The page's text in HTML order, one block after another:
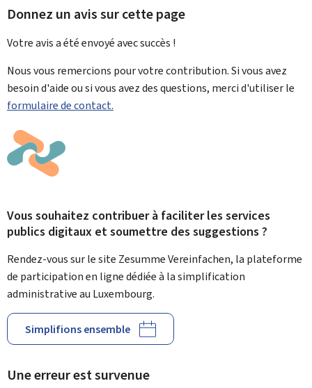
Donnez un avis sur cette page
Votre avis a été envoyé avecsuccès !
Nous vous remercions pour votre contribution. Si vous avez
besoin d'aide ou si vous avez des questions, merci d'utiliser le
formulaire de contact.
Vous souhaitez contribuer à faciliter les services
publics digitaux et soumettre des suggestions ?
Rendez-vous sur le site Zesumme Vereinfachen, la plateforme
de participation en ligne dédiée à la simplification
administrative au Luxembourg.
Simplifions ensemble
Une erreur est survenue